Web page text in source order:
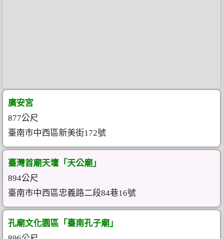
廣安宮
877公尺
臺南市中西區新美街172號
臺灣首廟天壇「天公廟」
894公尺
臺南市中西區忠義路二段84巷16號
孔廟文化園區「臺南孔子廟」